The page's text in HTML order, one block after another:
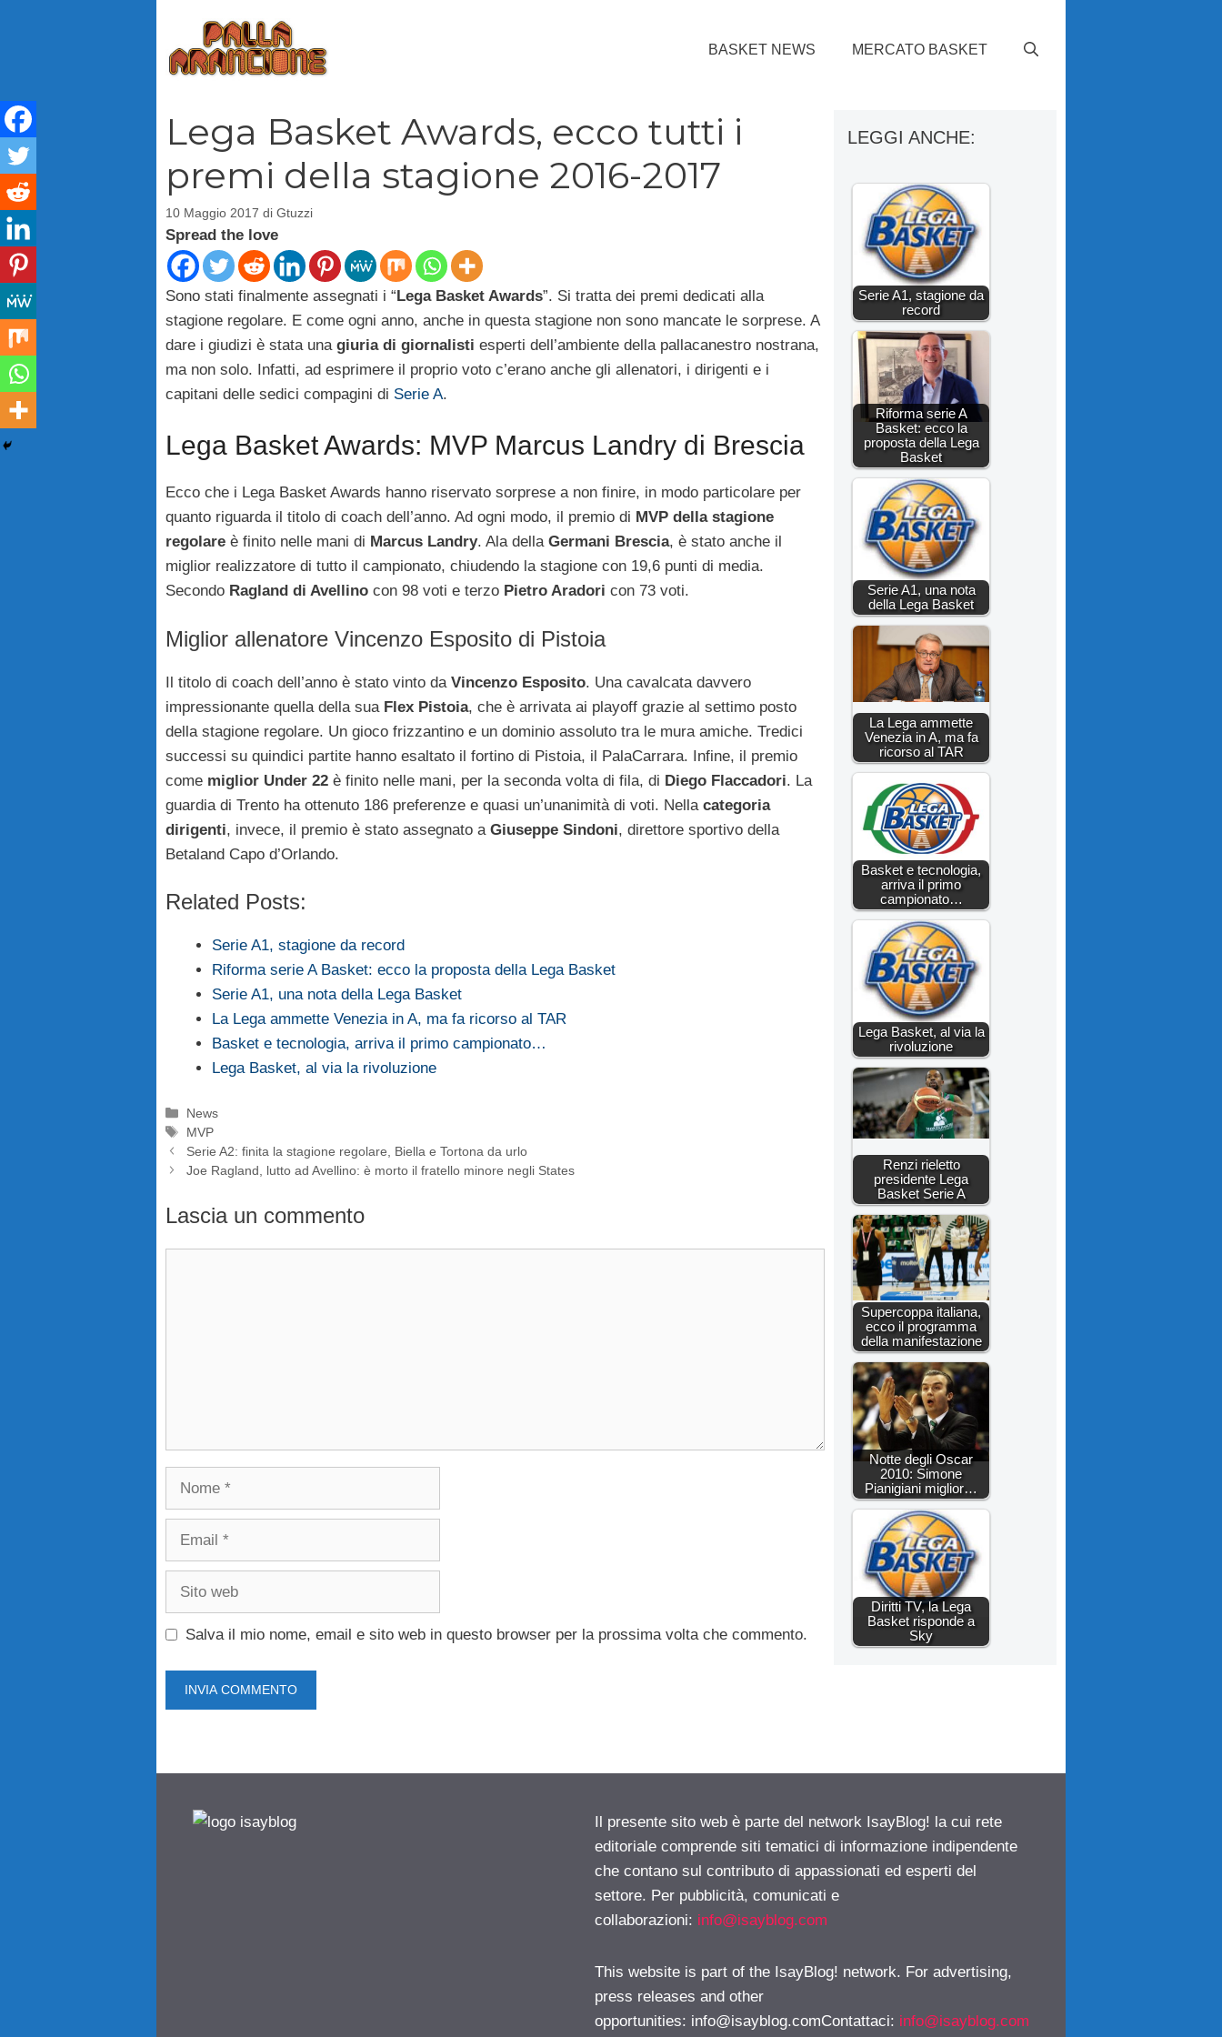
BASKET NEWS MERCATO BASKET
Lega Basket Awards, ecco tutti i
premi della stagione 2016-2017
10 Maggio 2017 di Gtuzzi
Spread the love
Sono stati finalmente assegnati i “Lega Basket Awards”. Si tratta dei premi dedicati alla
stagione regolare. E come ogni anno, anche in questa stagione non sono mancate le sorprese. A
dare i giudizi è stata una giuria di giornalisti esperti dell’ambiente della pallacanestro nostrana,
ma non solo. Infatti, ad esprimere il proprio voto c’erano anche gli allenatori, i dirigenti e i
capitani delle sedici compagini di Serie A.
Lega Basket Awards: MVP Marcus Landry di Brescia
Ecco che i Lega Basket Awards hanno riservato sorprese a non finire, in modo particolare per
quanto riguarda il titolo di coach dell’anno. Ad ogni modo, il premio di MVP della stagione
regolare è finito nelle mani di Marcus Landry. Ala dellaGermani Brescia, è stato anche il
miglior realizzatore di tutto il campionato, chiudendo la stagione con 19,6 punti di media.
Secondo Ragland di Avellino con 98 voti e terzo Pietro Aradori con 73 voti.
Miglior allenatore Vincenzo Esposito di Pistoia
Il titolo di coach dell’anno è stato vinto da Vincenzo Esposito. Una cavalcata davvero
impressionante quella della sua Flex Pistoia, che è arrivata ai playoff grazie al settimo posto
della stagione regolare. Un gioco frizzantino e un dominio assoluto tra le mura amiche. Tredici
successi su quindici partite hanno esaltato il fortino di Pistoia, il PalaCarrara. Infine, il premio
come miglior Under 22 è finito nelle mani, per la seconda volta di fila, di Diego Flaccadori. La
guardia di Trento ha ottenuto 186 preferenze e quasi un’unanimità di voti. Nella categoria
dirigenti, invece, il premio è stato assegnato a Giuseppe Sindoni, direttore sportivo della
Betaland Capo d’Orlando.
Related Posts:
Serie A1, stagione da record
Riforma serie A Basket: ecco la proposta della Lega Basket
Serie A1, una nota della Lega Basket
La Lega ammette Venezia in A, ma fa ricorso al TAR
Basket e tecnologia, arriva il primo campionato…
Lega Basket, al via la rivoluzione
Categorie
News
Tag
MVP
Serie A2: finita la stagione regolare, Biella e Tortona da urlo
Joe Ragland, lutto ad Avellino: è morto il fratello minore negli States
Lascia un commento
Nome
Email
Sito
Salva il mio nome, email e sito web in questo browser per la prossima volta che commento.
LEGGI ANCHE:
Serie A1, stagione da
record
Riforma serie A
Basket: ecco la
proposta della Lega
Basket
Serie A1, una nota
della Lega Basket
La Lega ammette
Venezia in A, ma fa
ricorso al TAR
Basket e tecnologia,
arriva il primo
campionato…
Lega Basket, al via la
rivoluzione
Renzi rieletto
presidente Lega
Basket Serie A
Supercoppa italiana,
ecco il programma
della manifestazione
Notte degli Oscar
2010: Simone
Pianigiani miglior…
Diritti TV, la Lega
Basket risponde a
Sky
Il presente sito web è parte del network IsayBlog! la cui rete
editoriale comprende siti tematici di informazione indipendente
che contano sul contributo di appassionati ed esperti del
settore. Per pubblicità, comunicati e
collaborazioni: info@isayblog.com
This website is part of the IsayBlog! network. For advertising,
press releases and other
opportunities: info@isayblog.comContattaci: info@isayblog.com